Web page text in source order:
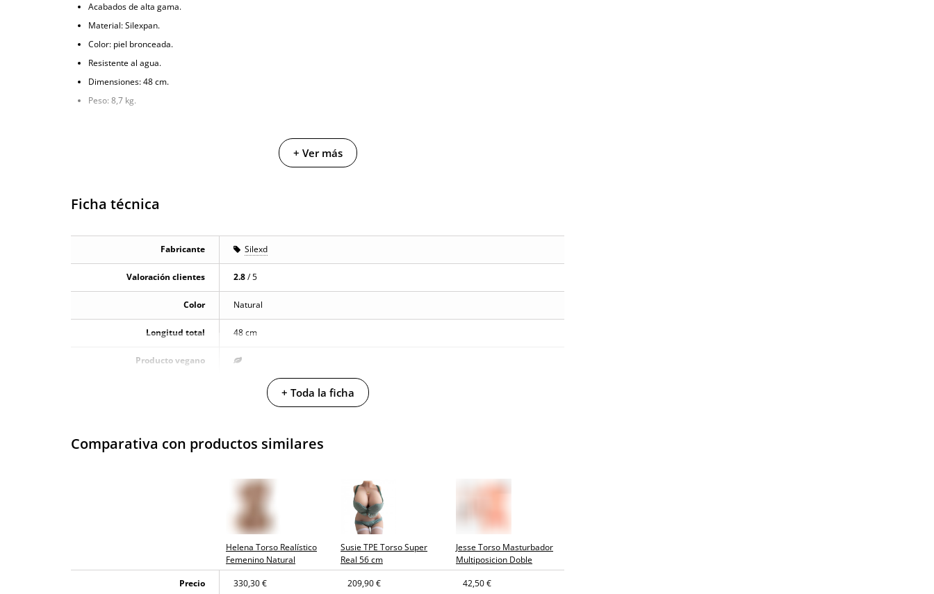
Acabados de alta gama.
Material: Silexpan.
Color: piel bronceada.
Resistente al agua.
Dimensiones: 48 cm.
Peso: 8,7 kg.
+ Ver más
Ficha técnica
Fabricante Silexd
Valoración clientes 2.8/ 5
Color Natural
Longitud total 48 cm
Producto vegano
Garantías 3 años de garantía
El viernes 7 de agosto (fecha estimada)
+ Toda la ficha
Comparativa con productos similares
Helena Torso Realístico
Femenino Natural
Susie TPE Torso Super
Real 56 cm
Jesse Torso Masturbador
Multiposicion Doble
Precio
330,30 € 209,90 € 42,50 €